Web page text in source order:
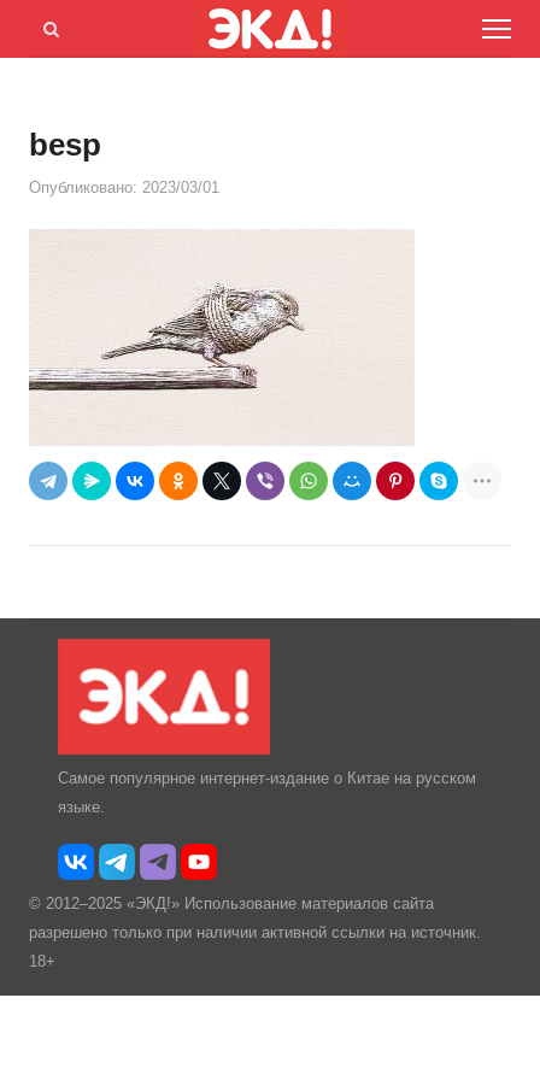
Menu
Открыть
besp
Опубликовано: 2023/03/01
Самое популярное интернет-издание о Китае на русском
языке.
© 2012–2025 «ЭКД!» Использование материалов сайта
разрешено только при наличии активной ссылки на источник.
18+